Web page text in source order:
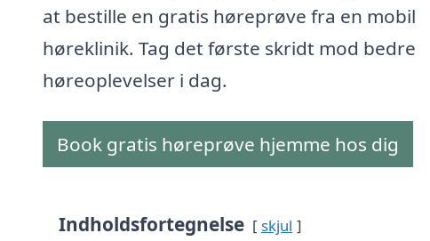
at bestille en gratis høreprøve fra en mobil
høreklinik. Tag det første skridt mod bedre
høreoplevelser i dag.
Book gratis høreprøve hjemme hos dig
Indholdsfortegnelse skjul